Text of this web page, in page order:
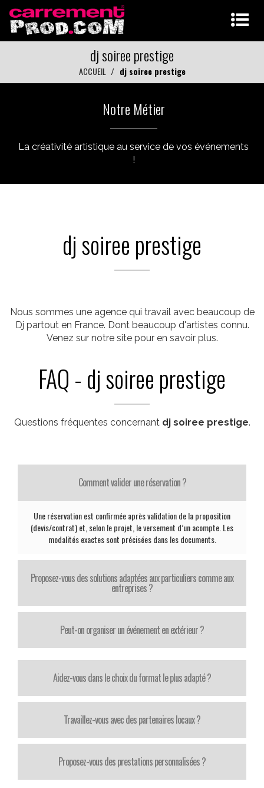
dj soiree prestige
ACCUEIL dj soiree prestige
Notre Métier
La créativité artistique au service de vos événements
!
dj soiree prestige
Nous sommes une agence qui travail avec beaucoup de
Dj partout en France. Dont beaucoup d'artistes connu.
Venez sur notre site pour en savoir plus.
FAQ - dj soiree prestige
Questions fréquentes concernant dj soiree prestige.
Comment valider une réservation ?
Une réservation est confirmée après validation de la proposition
(devis/contrat) et, selon le projet, le versement d’un acompte. Les
modalités exactes sont précisées dans les documents.
Proposez-vous des solutions adaptées aux particuliers comme aux
entreprises ?
Peut-on organiser un événement en extérieur ?
Aidez-vous dans le choix du format le plus adapté ?
Travaillez-vous avec des partenaires locaux ?
Proposez-vous des prestations personnalisées ?